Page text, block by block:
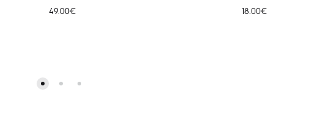
49.00€ 18.00€